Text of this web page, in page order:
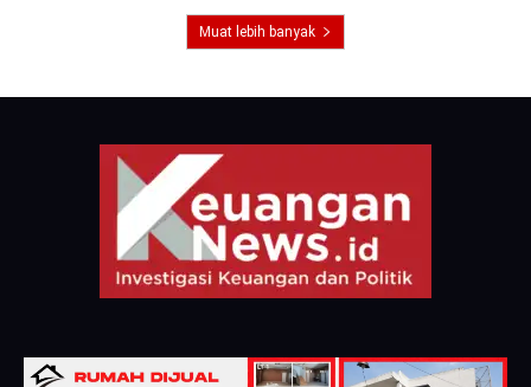
Muat lebih banyak